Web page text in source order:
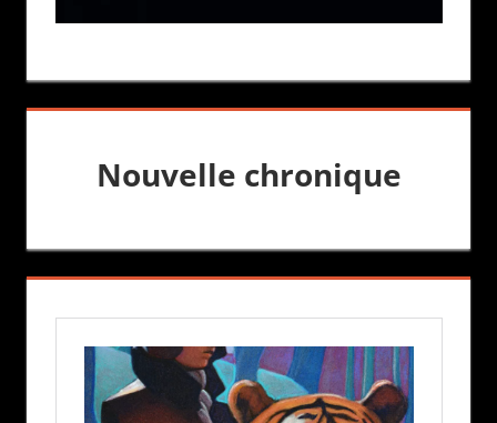
Nouvelle chronique